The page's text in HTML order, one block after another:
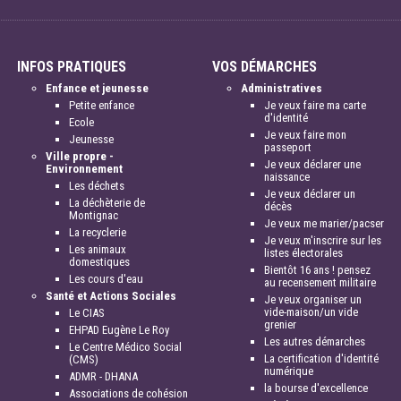
INFOS PRATIQUES
Enfance et jeunesse
Petite enfance
Ecole
Jeunesse
Ville propre -
Environnement
Les déchets
La déchèterie de
Montignac
La recyclerie
Les animaux
domestiques
Les cours d'eau
Santé et Actions Sociales
Le CIAS
EHPAD Eugène Le Roy
Le Centre Médico Social
(CMS)
ADMR - DHANA
Associations de cohésion
VOS DÉMARCHES
Administratives
Je veux faire ma carte
d'identité
Je veux faire mon
passeport
Je veux déclarer une
naissance
Je veux déclarer un
décès
Je veux me marier/pacser
Je veux m'inscrire sur les
listes électorales
Bientôt 16 ans ! pensez
au recensement militaire
Je veux organiser un
vide-maison/un vide
grenier
Les autres démarches
La certification d'identité
numérique
la bourse d'excellence